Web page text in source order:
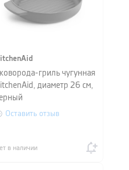
гриль чугунная
диаметр 26 см,
Оставить отзыв
в наличии